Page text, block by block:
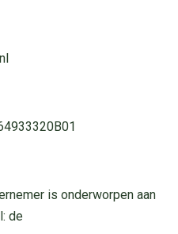
is onderworpen aan
de